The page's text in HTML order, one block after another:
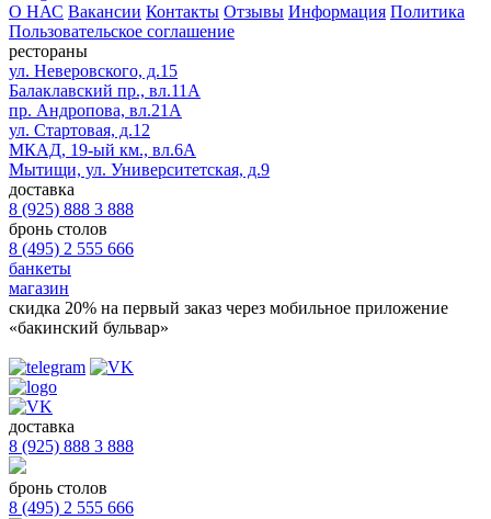
О НАС Вакансии Контакты Отзывы Информация Политика
Пользовательское соглашение
рестораны
ул. Неверовского, д.15
Балаклавский пр., вл.11А
пр. Андропова, вл.21А
ул. Стартовая, д.12
МКАД, 19-ый км., вл.6А
Мытищи, ул. Университетская, д.9
доставка
8 (925) 888 3 888
бронь столов
8 (495) 2 555 666
банкеты
магазин
скидка 20% на первый заказ через мобильное приложение
«бакинский бульвар»
доставка
8 (925) 888 3 888
бронь столов
8 (495) 2 555 666